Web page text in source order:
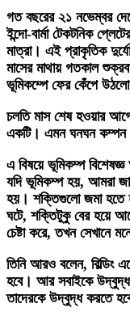
গত বছরের ২১ নভেম্বর
ইন্দো-বার্মা টেকটনিক
মাত্রা। এই প্রাকৃতিক
মাসের মাথায় গতকাল
ভূমিকম্পে ফের কেঁপে উঠলো
চলতি মাস শেষ হওয়ার
একটি। এমন ঘনঘন কম্পন
এ বিষয়ে ভূমিকম্প
যদি ভূমিকম্প হয়, আমরা
হয়। শক্তিগুলো জমা হতে
ঘটে, শক্তিটুকু বের হয়ে
চেষ্টা করে, তখন সেখানে
তিনি আরও বলেন, বিল্ডিং
হবে। আর সবাইকে উদ্বুদ্ধ
তাদেরকে উদ্বুদ্ধ করতে